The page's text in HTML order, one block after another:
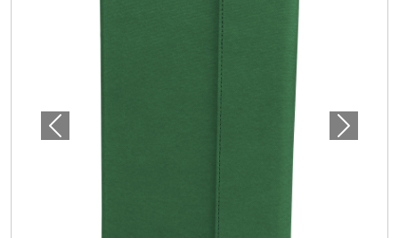
Önceki Sonraki